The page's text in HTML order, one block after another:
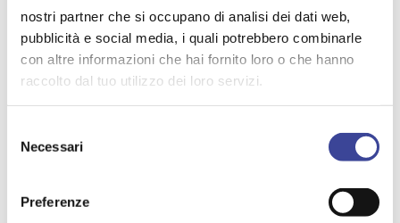
nostri partner che si occupano di analisi dei dati web,
pubblicità e social media, i quali potrebbero combinarle
con altre informazioni che hai fornito loro o che hanno
raccolto dal tuo utilizzo dei loro servizi.
delNecessari
Preferenze
CIRCOLARE N. 449/2026
SAVE THE DATE 30 e 31 ottobre
Evento“Da Tremezzo al futuro:
80anni di Repubblica e di welfare
Diretta streaming